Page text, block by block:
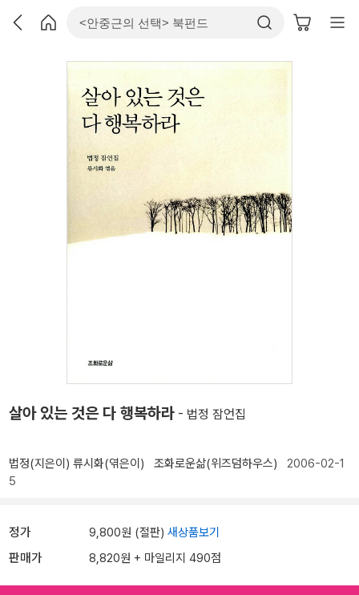
살아 있는 것은 다 행복하라 - 법정 잠언집
법정(지은이) 류시화(엮은이) 조화로운삶(위즈덤하우스) 2006-02-1
5
정가 9,800원 (절판) 새상품보기
판매가 8,820원 + 마일리지 490점